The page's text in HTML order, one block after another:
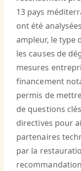
13 pays
ont été
ampleur, le type
les causes de
mesures
financement
permis de
de questions
directives pour
partenaires
par la